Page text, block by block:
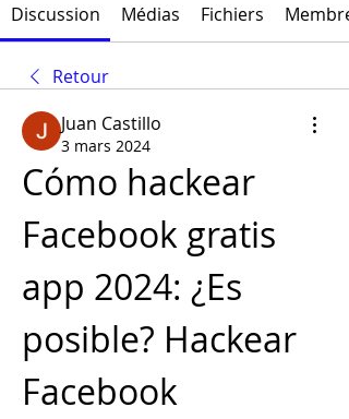
Discussion Médias Fichiers
Retour
Juan Castillo
3 mars 2024
Cómo hackear
Facebook gratis
app 2024: ¿Es
posible? Hackear
Facebook